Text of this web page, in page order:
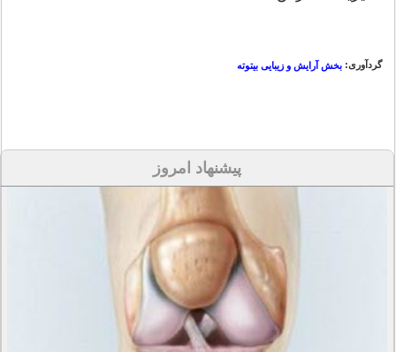
گردآوری: بخش آرایش و زیبایی بیتوته
پیشنهاد امروز